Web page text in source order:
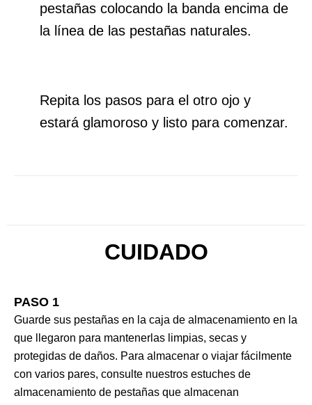
pestañas colocando la banda encima de
la línea de las pestañas naturales.
Repita los pasos para el otro ojo y
estará glamoroso y listo para comenzar.
CUIDADO
PASO 1
Guarde sus pestañas en la caja de almacenamiento en la
que llegaron para mantenerlas limpias, secas y
protegidas de daños. Para almacenar o viajar fácilmente
con varios pares, consulte nuestros estuches de
almacenamiento de pestañas que almacenan